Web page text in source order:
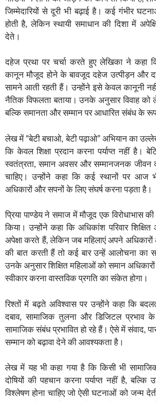
जिम्मेदारियों से दूरी भी बढ़ाई है। कई गंभीर
होती है, लेकिन स्थायी समाधान की दिशा में
देते।
दहेज प्रथा पर चर्चा करते हुए लेखिका ने कहा
कानून मौजूद होने के बावजूद दहेज उत्पीड़न और
सामने आती रहती हैं। उन्होंने इसे केवल कानूनी
नैतिक विफलता बताया। उनके अनुसार विवाह को
बल्कि समानता और सम्मान पर आधारित संबंध के रूप
लेख में “बेटी बचाओ, बेटी पढ़ाओ” अभियान का
कि केवल शिक्षा प्रदान करना पर्याप्त नहीं है।
स्वतंत्रता, समान अवसर और सम्मानजनक जीवन
चाहिए। उन्होंने कहा कि कई स्थानों पर आज
अधिकारों और सपनों के लिए संघर्ष करना पड़ता है।
प्रिया पाण्डेय ने समाज में मौजूद एक विरोधाभास
किया। उन्होंने कहा कि अधिकांश परिवार
अपेक्षा करते हैं, लेकिन जब महिलाएं अपने अधिकारों
की बात करती हैं तो कई बार उन्हें आलोचना का
उनके अनुसार शिक्षित महिलाओं को समान
स्वीकार करना वास्तविक प्रगति का संकेत होगा।
रिश्तों में बढ़ते अविश्वास पर उन्होंने कहा कि
दबाव, सामाजिक तुलना और डिजिटल प्रभाव के
सामाजिक संबंध प्रभावित हो रहे हैं। ऐसे में संवाद,
सम्मान को बढ़ावा देने की आवश्यकता है।
लेख में यह भी कहा गया है कि किसी भी
दोषियों की पहचान करना पर्याप्त नहीं है, बल्कि
विश्लेषण होना चाहिए जो ऐसी घटनाओं को जन्म देती